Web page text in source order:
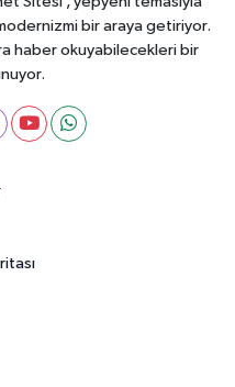
bir araya getiriyor.
haber okuyabilecekleri bir